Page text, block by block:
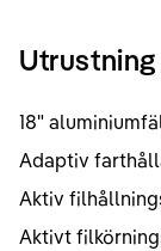
18"
Adaptiv
Aktiv
Aktivt